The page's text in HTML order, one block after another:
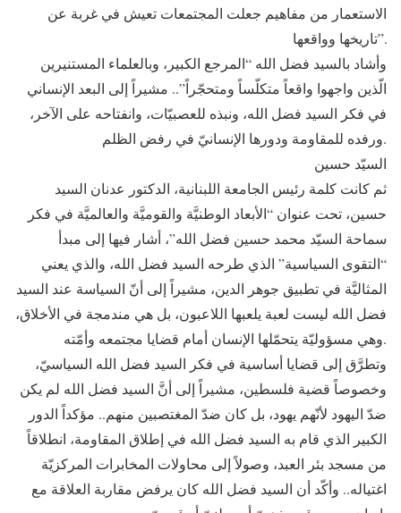
الاستعمار من مفاهيم جعلت المجتمعات تعيش في غربة عن
تاريخها وواقعها”.
وأشاد بالسيد فضل الله “المرجع الكبير، وبالعلماء المستنيرين
الّذين واجهوا واقعاً متكلّساً ومتحجّراً”.. مشيراً إلى البعد الإنساني
في فكر السيد فضل الله، ونبذه للعصبيّات، وانفتاحه على الآخر،
ورفده للمقاومة ودورها الإنسانيّ في رفض الظلم.
السيّد حسين
ثم كانت كلمة رئيس الجامعة اللبنانية، الدكتور عدنان السيد
حسين، تحت عنوان “الأبعاد الوطنيَّة والقوميَّة والعالميَّة في فكر
سماحة السيّد محمد حسين فضل الله”، أشار فيها إلى مبدأ
“التقوى السياسية” الذي طرحه السيد فضل الله، والذي يعني
المثاليَّة في تطبيق جوهر الدين، مشيراً إلى أنّ السياسة عند السيد
فضل الله ليست لعبة يلعبها اللاعبون، بل هي مندمجة في الأخلاق،
وهي مسؤوليّة يتحمّلها الإنسان أمام قضايا مجتمعه وأمّته.
وتطرَّق إلى قضايا أساسية في فكر السيد فضل الله السياسيّ،
وخصوصاً قضية فلسطين، مشيراً إلى أنَّ السيد فضل الله لم يكن
ضدّ اليهود لأنّهم يهود، بل كان ضدّ المغتصبين منهم.. مؤكداً الدور
الكبير الذي قام به السيد فضل الله في إطلاق المقاومة، انطلاقاً
من مسجد بئر العبد، وصولاً إلى محاولات المخابرات المركزيّة
اغتياله.. وأكّد أن السيد فضل الله كان يرفض مقاربة العلاقة مع